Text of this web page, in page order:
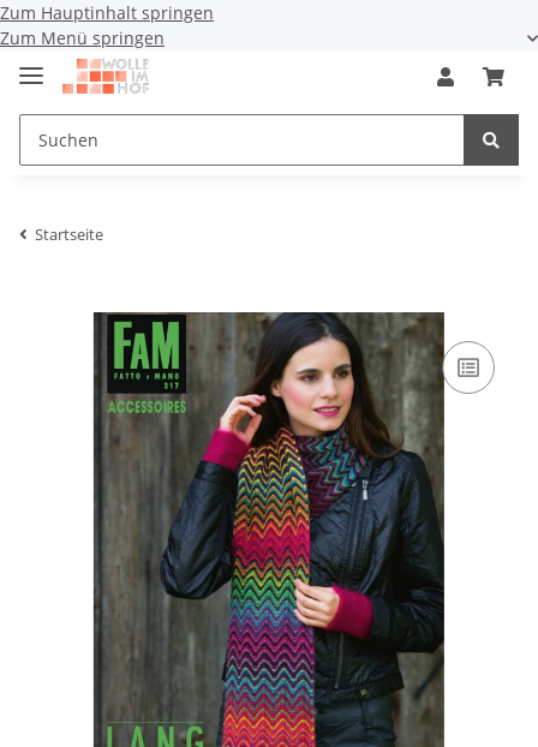
Zum Hauptinhalt springen
Zum Menü springen
Startseite